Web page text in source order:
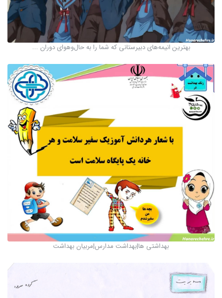
بهترین انیمه‌های دبیرستانی که شما را به حال‌وهوای دوران ...
بهداشتی ها|بهداشت مدارس|مربیان بهداشت